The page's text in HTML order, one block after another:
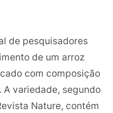
de pesquisadores
de um arroz
com composição
variedade, segundo
Nature, contém